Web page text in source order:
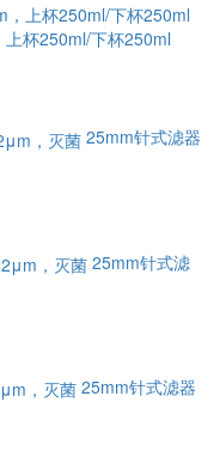
杯250ml/下杯250ml
25mm针式滤器
25mm针式滤
25mm针式滤器